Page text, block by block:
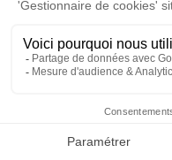
Faire-part
Cérémonie
Salle de
CREMATORIUM